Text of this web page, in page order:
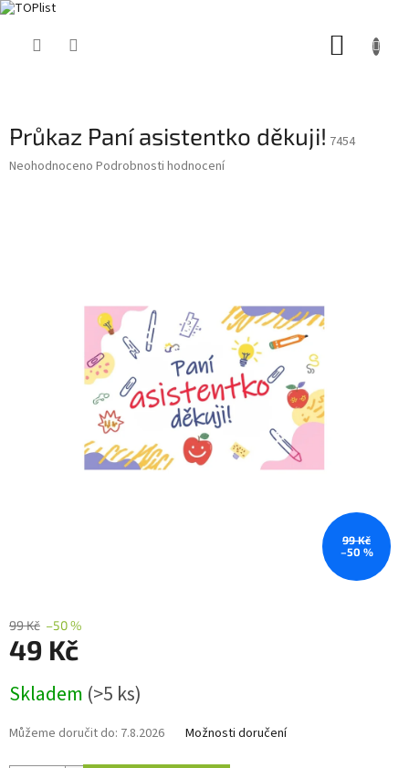
Průkaz Paní asistentko děkuji! 7454
Průměrné
Neohodnoceno Podrobnosti hodnocení
99 Kč
–50 %
99 Kč –50 %
49 Kč
cena:
Skladem (>5 ks)
Můžeme doručit do: 7.8.2026 Možnosti doručení